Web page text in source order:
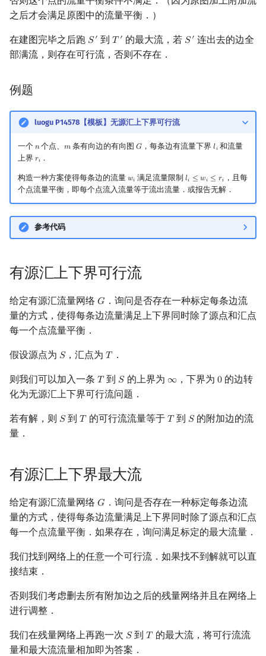
Lyndon 分解
Main–Lorentz 算法
高次剩余 & 单位根
数论分块
Min_25 筛
连分数
序理论
杨氏矩阵
动态树
析合树
之后才会满足原图中的流量平衡．）
在建图完毕之后跑 𝑆′
S′ 到𝑇 ′
T′ 的最大流，若 𝑆′
S′ 连出去的边全
部满流，则存在可行流，否则不存在．
例题
luogu P14578【模板】无源汇上下界可行流
一个 𝑛
n个点、𝑚
m 条有向边的有向图𝐺
G ，每条边有流量下界𝑙𝑖
li 和流量
上界 𝑟𝑖
ri ．
构造一种方案使得每条边的流量 𝑤𝑖
wi 满足流量限制 𝑙𝑖 ≤ 𝑤𝑖 ≤ 𝑟𝑖
li ≤w i≤ri
，且每
个点流量平衡，即每个点流入流量等于流出流量．或报告无解．
参考代码
有源汇上下界可行流
给定有源汇流量网络 𝐺
G ．询问是否存在一种标定每条边流
量的方式，使得每条边流量满足上下界同时除了源点和汇点
每一个点流量平衡．
假设源点为 𝑆
S，汇点为𝑇
T ．
则我们可以加入一条 𝑇
T 到 𝑆
S的上界为 ∞
∞ ，下界为 0
0的边转
化为无源汇上下界可行流问题．
若有解，则 𝑆
S到𝑇
T 的可行流流量等于 𝑇
T 到 𝑆
S的附加边的流
量．
有源汇上下界最大流
给定有源汇流量网络 𝐺
G ．询问是否存在一种标定每条边流
量的方式，使得每条边流量满足上下界同时除了源点和汇点
每一个点流量平衡．如果存在，询问满足标定的最大流量．
我们找到网络上的任意一个可行流．如果找不到解就可以直
接结束．
否则我们考虑删去所有附加边之后的残量网络并且在网络上
进行调整．
我们在残量网络上再跑一次 𝑆
S到𝑇
T 的最大流，将可行流流
量和最大流流量相加即为答案．